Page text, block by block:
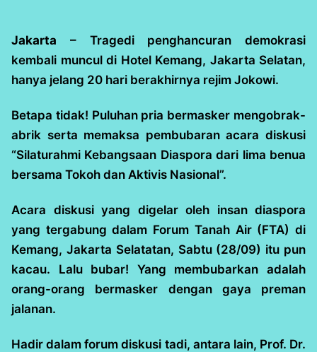
Jakarta – Tragedi penghancuran demokrasi
kembali muncul di Hotel Kemang, Jakarta Selatan,
hanya jelang 20 hari berakhirnya rejim Jokowi.
Betapa tidak! Puluhan pria bermasker mengobrak-
abrik serta memaksa pembubaran acara diskusi
“Silaturahmi Kebangsaan Diaspora dari lima benua
bersama Tokoh dan Aktivis Nasional”.
Acara diskusi yang digelar oleh insan diaspora
yang tergabung dalam Forum Tanah Air (FTA) di
Kemang, Jakarta Selatatan, Sabtu (28/09) itu pun
kacau. Lalu bubar! Yang membubarkan adalah
orang-orang bermasker dengan gaya preman
jalanan.
Hadir dalam forum diskusi tadi, antara lain, Prof. Dr.